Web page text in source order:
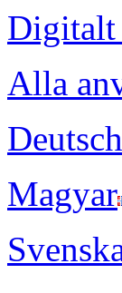
Alla
Deutsch
Magyar